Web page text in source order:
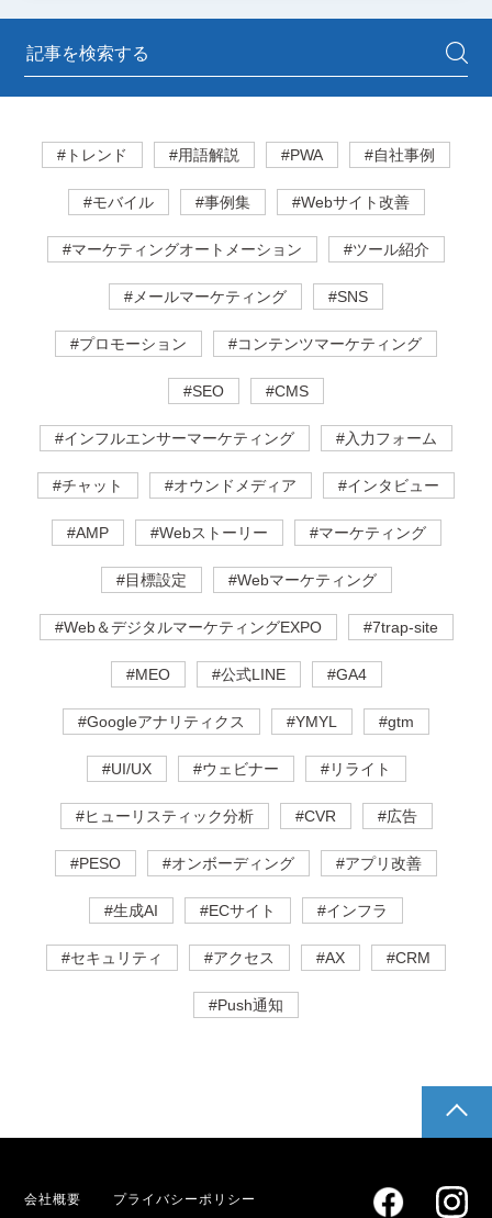
#トレンド #用語解説 #PWA #自社事例
#モバイル #事例集 #Webサイト改善
#マーケティングオートメーション #ツール紹介
#メールマーケティング #SNS
#プロモーション #コンテンツマーケティング
#SEO #CMS
#インフルエンサーマーケティング #入力フォーム
#チャット #オウンドメディア #インタビュー
#AMP #Webストーリー #マーケティング
#目標設定 #Webマーケティング
#Web＆デジタルマーケティングEXPO #7trap-site
#MEO #公式LINE #GA4
#Googleアナリティクス #YMYL #gtm
#UI/UX #ウェビナー #リライト
#ヒューリスティック分析 #CVR #広告
#PESO #オンボーディング #アプリ改善
#生成AI #ECサイト #インフラ
#セキュリティ #アクセス #AX #CRM
#Push通知
会社概要 プライバシーポリシー